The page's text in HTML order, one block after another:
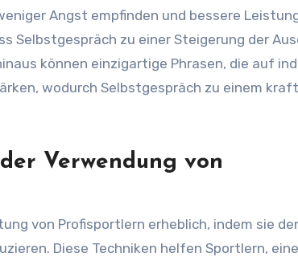
Angst empfinden und bessere
Selbstgespräch zu einer Steigerung der
können einzigartige Phrasen, die auf
wodurch Selbstgespräch zu einem
Verwendung von
von Profisportlern erheblich, indem sie
Diese Techniken helfen Sportlern,